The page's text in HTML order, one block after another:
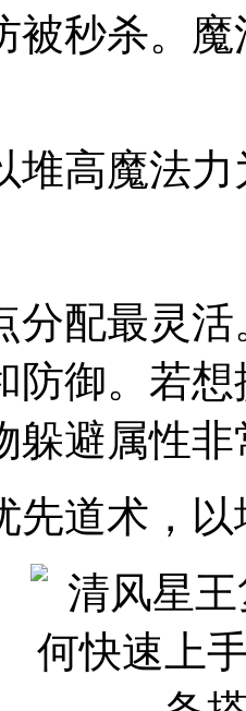
被秒杀。
堆高魔法
分配最灵
防御。若
躲避属性
先道术，